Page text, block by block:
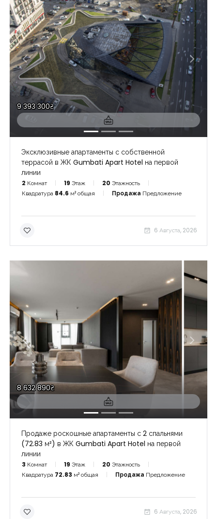
9 393 300₴
Эксклюзивные апартаменты с собственной
террасой в ЖК Gumbati Apart Hotel на первой
линии
2 Комнат 19 Этаж 20 Этажность
Квадратура 84.6 м² общая Продажа Предложение
6 Августа, 2026
8 632 890₴
Продаже роскошные апартаменты с 2 спальнями
(72.83 м²) в ЖК Gumbati Apart Hotel на первой
линии
3 Комнат 19 Этаж 20 Этажность
Квадратура 72.83 м² общая Продажа Предложение
6 Августа, 2026